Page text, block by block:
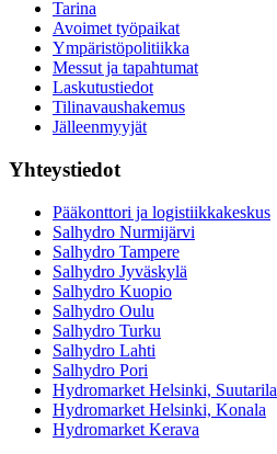
Tarina
Avoimet työpaikat
Ympäristöpolitiikka
Messut ja tapahtumat
Laskutustiedot
Tilinavaushakemus
Jälleenmyyjät
Yhteystiedot
Pääkonttori ja logistiikkakeskus
Salhydro Nurmijärvi
Salhydro Tampere
Salhydro Jyväskylä
Salhydro Kuopio
Salhydro Oulu
Salhydro Turku
Salhydro Lahti
Salhydro Pori
Hydromarket Helsinki, Suutarila
Hydromarket Helsinki, Konala
Hydromarket Kerava